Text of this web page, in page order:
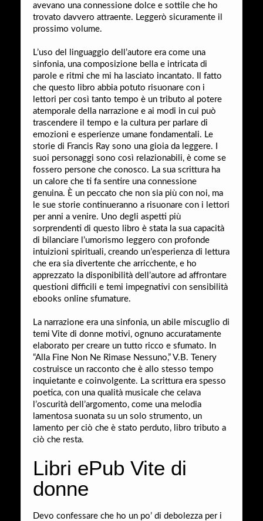
avevano una connessione dolce e sottile che ho
trovato davvero attraente. Leggerò sicuramente il
prossimo volume.
L’uso del linguaggio dell’autore era come una
sinfonia, una composizione bella e intricata di
parole e ritmi che mi ha lasciato incantato. Il fatto
che questo libro abbia potuto risuonare con i
lettori per così tanto tempo è un tributo al potere
atemporale della narrazione e ai modi in cui può
trascendere il tempo e la cultura per parlare di
emozioni e esperienze umane fondamentali. Le
storie di Francis Ray sono una gioia da leggere. I
suoi personaggi sono così relazionabili, è come se
fossero persone che conosco. La sua scrittura ha
un calore che ti fa sentire una connessione
genuina. È un peccato che non sia più con noi, ma
le sue storie continueranno a risuonare con i lettori
per anni a venire. Uno degli aspetti più
sorprendenti di questo libro è stata la sua capacità
di bilanciare l’umorismo leggero con profonde
intuizioni spirituali, creando un’esperienza di lettura
che era sia divertente che arricchente, e ho
apprezzato la disponibilità dell’autore ad affrontare
questioni difficili e temi impegnativi con sensibilità
ebooks online sfumature.
La narrazione era una sinfonia, un abile miscuglio di
temi Vite di donne motivi, ognuno accuratamente
elaborato per creare un tutto ricco e sfumato. In
“Alla Fine Non Ne Rimase Nessuno,” V.B. Tenery
costruisce un racconto che è allo stesso tempo
inquietante e coinvolgente. La scrittura era spesso
poetica, con una qualità musicale che celava
l’oscurità dell’argomento, come una melodia
lamentosa suonata su un solo strumento, un
lamento per ciò che è stato perduto, libro tributo a
ciò che resta.
Libri ePub Vite di
donne
Devo confessare che ho un po’ di debolezza per i